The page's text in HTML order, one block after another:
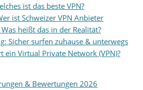
ist das beste VPN?
ist Schweizer VPN Anbieter
heißt das in der Realität?
Sicher surfen zuhause & unterwegs
ein Virtual Private Network (VPN)?
& Bewertungen 2026